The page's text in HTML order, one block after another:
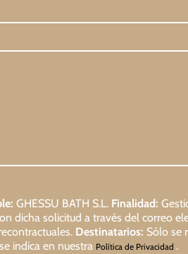
GHESSU BATH S.L. Finalidad:
dicha solicitud a través del correo
Destinatarios: Sólo se
indica en nuestra Política de Privacidad .